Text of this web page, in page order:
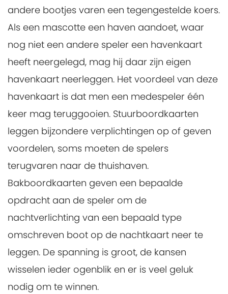
andere bootjes varen een tegengestelde koers.
Als een mascotte een haven aandoet, waar
nog niet een andere speler een havenkaart
heeft neergelegd, mag hij daar zijn eigen
havenkaart neerleggen. Het voordeel van deze
havenkaart is dat men een medespeler één
keer mag teruggooien. Stuurboordkaarten
leggen bijzondere verplichtingen op of geven
voordelen, soms moeten de spelers
terugvaren naar de thuishaven.
Bakboordkaarten geven een bepaalde
opdracht aan de speler om de
nachtverlichting van een bepaald type
omschreven boot op de nachtkaart neer te
leggen. De spanning is groot, de kansen
wisselen ieder ogenblik en er is veel geluk
nodig om te winnen.